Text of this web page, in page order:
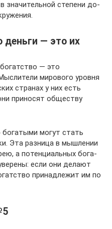
зна­чи­тель­ной сте­пе­ни до­
деньги — это их
— это
ми­ро­во­го уров­ня
стра­нах у них есть
при­но­сят об­ще­ству
могут стать
Эта раз­ни­ца в мыш­ле­нии
а по­тен­ци­аль­ных бо­га­
если они де­ла­ют
при­над­ле­жит им по